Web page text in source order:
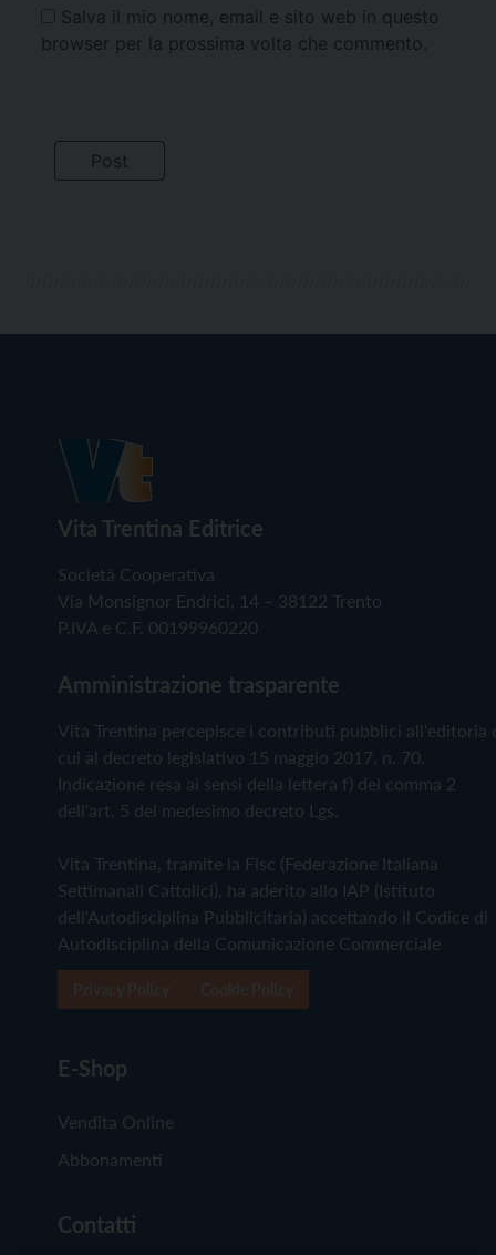
Salva il mio nome, email e sito web in questo
browser per la prossima volta che commento.
Vita Trentina Editrice
Società Cooperativa
Via Monsignor Endrici, 14 – 38122 Trento
P.IVA e C.F. 00199960220
Amministrazione trasparente
Vita Trentina percepisce i contributi pubblici all'editoria
cui al decreto legislativo 15 maggio 2017, n. 70.
Indicazione resa ai sensi della lettera f) del comma 2
dell'art. 5 del medesimo decreto Lgs.
Vita Trentina, tramite la Fisc (Federazione Italiana
Settimanali Cattolici), ha aderito allo IAP (Istituto
dell'Autodisciplina Pubblicitaria) accettando il Codice di
Autodisciplina della Comunicazione Commerciale
E-Shop
Vendita Online
Abbonamenti
Contatti